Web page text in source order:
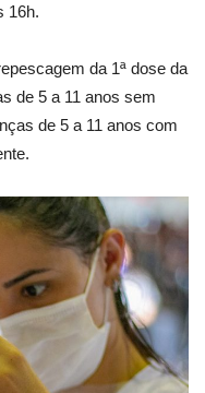
16h.
da 1ª dose da
de 5 a 11 anos sem
de 5 a 11 anos com